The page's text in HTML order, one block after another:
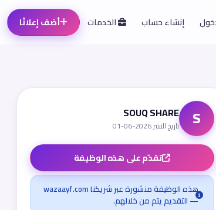
إنشاء حساب الخدمات أضف إعلانًا
S
SOUQ SHARE
تاريخ النشر 2026-06-01
تقدّم على هذه الوظيفة
هذه الوظيفة منشورة عبر شريكنا wazaayf.com
— التقديم يتم من خلالهم.